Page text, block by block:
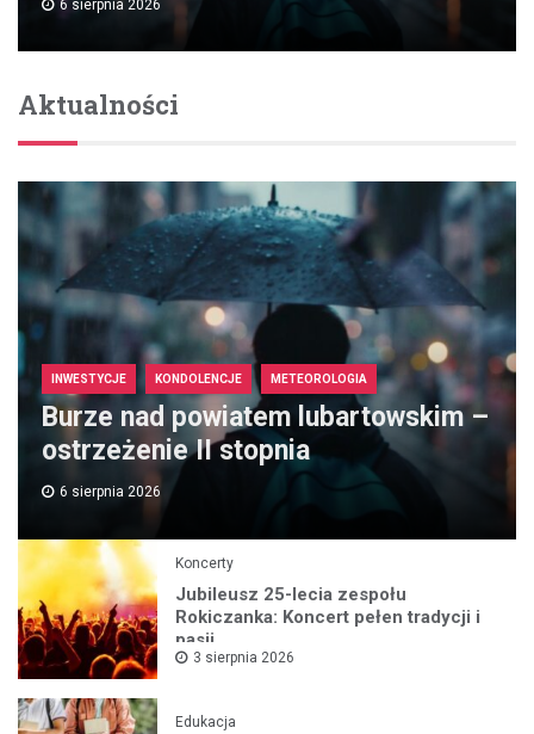
6 sierpnia 2026
Aktualności
INWESTYCJE KONDOLENCJE METEOROLOGIA
Burze nad powiatem lubartowskim –
ostrzeżenie II stopnia
6 sierpnia 2026
Koncerty
Jubileusz 25-lecia zespołu
Rokiczanka: Koncert pełen tradycji i
pasji
3 sierpnia 2026
Edukacja